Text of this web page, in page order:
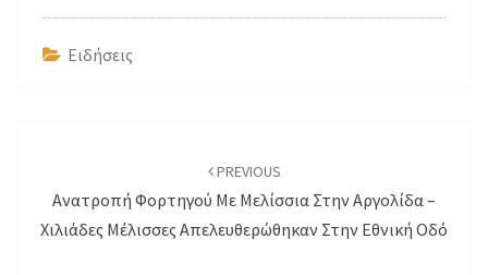
Ειδήσεις
PREVIOUS
Ανατροπή Φορτηγού Με Μελίσσια Στην Αργολίδα –
Χιλιάδες Μέλισσες Απελευθερώθηκαν Στην Εθνική Οδό